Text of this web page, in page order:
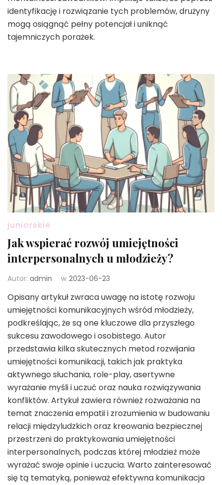
identyfikację i rozwiązanie tych problemów, drużyny
mogą osiągnąć pełny potencjał i uniknąć
tajemniczych porażek.
juniorskie
Jak wspierać rozwój umiejętności
interpersonalnych u młodzieży?
Autor: admin w 2023-06-23
Opisany artykuł zwraca uwagę na istotę rozwoju
umiejętności komunikacyjnych wśród młodzieży,
podkreślając, że są one kluczowe dla przyszłego
sukcesu zawodowego i osobistego. Autor
przedstawia kilka skutecznych metod rozwijania
umiejętności komunikacji, takich jak praktyka
aktywnego słuchania, role-play, asertywne
wyrażanie myśli i uczuć oraz nauka rozwiązywania
konfliktów. Artykuł zawiera również rozważania na
temat znaczenia empatii i zrozumienia w budowaniu
relacji międzyludzkich oraz kreowania bezpiecznej
przestrzeni do praktykowania umiejętności
interpersonalnych, podczas której młodzież może
wyrażać swoje opinie i uczucia. Warto zainteresować
się tą tematyką, ponieważ efektywna komunikacja